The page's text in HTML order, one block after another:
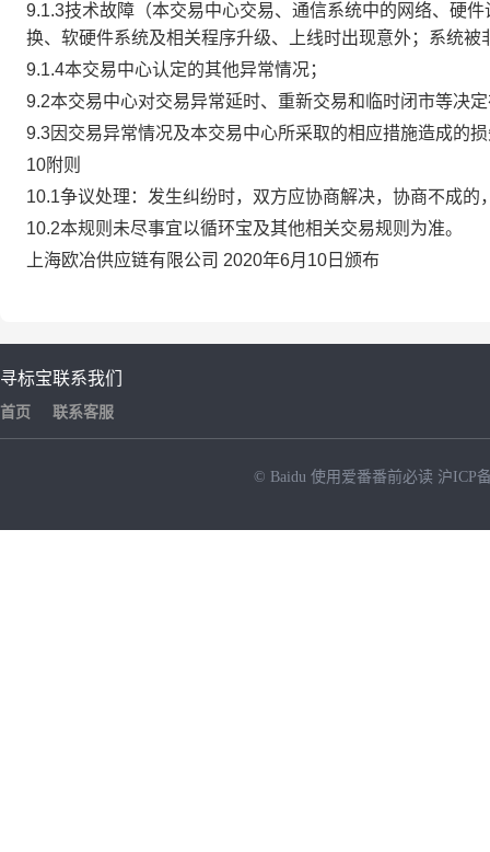
9.1.3技术故障（本交易中心交易、通信系统中的网络、硬
换、软硬件系统及相关程序升级、上线时出现意外；系统
9.1.4本交易中心认定的其他异常情况；
9.2本交易中心对交易异常延时、重新交易和临时闭市等决
9.3因交易异常情况及本交易中心所采取的相应措施造成的
10附则
10.1争议处理：发生纠纷时，双方应协商解决，协商不成
10.2本规则未尽事宜以循环宝及其他相关交易规则为准。
上海欧冶供应链有限公司 2020年6月10日颁布
寻标宝
首页
联系我们
联系客服
© Baidu 使用爱番番前必读 沪ICP